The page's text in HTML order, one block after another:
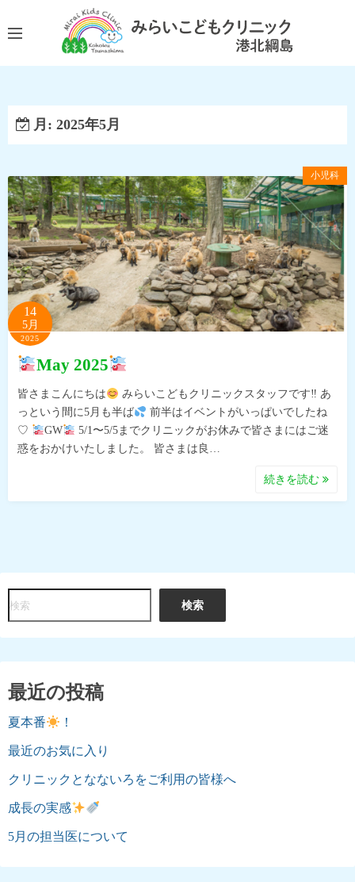
ン
ッ
プ
月: 2025年5月
小児科
14
5月
2025
May 2025
皆さまこんにちは
みらいこどもクリニックスタッフです‼︎ あ
っという間に5月も半ば
前半はイベントがいっぱいでしたね
♡
GW
5/1〜5/5までクリニックがお休みで皆さまにはご迷
惑をおかけいたしました。 皆さまは良…
続きを読む
検
索
検索
最近の投稿
夏本番 ！
最近のお気に入り
クリニックとなないろをご利用の皆様へ
成長の実感
5月の担当医について